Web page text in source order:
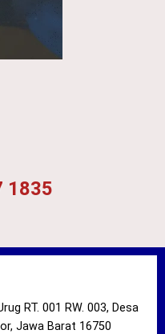
1835
RT. 001 RW. 003, Desa
Jawa Barat 16750